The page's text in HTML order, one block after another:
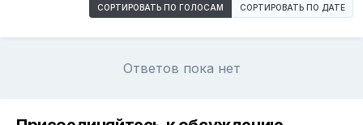
СОРТИРОВАТЬ ПО ГОЛОСАМ СОРТИРОВАТЬ ПО ДАТЕ
Ответов пока нет